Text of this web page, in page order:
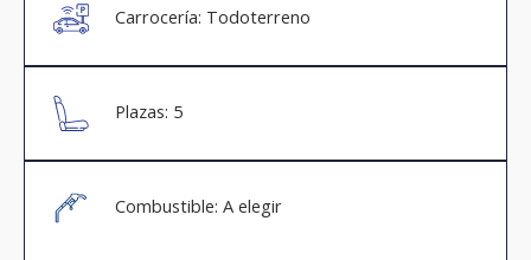
Carrocería: Todoterreno
Plazas: 5
Combustible: A elegir